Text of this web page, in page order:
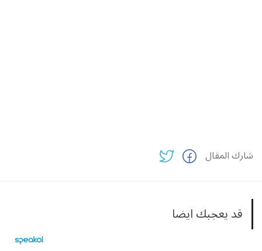
شارك المقال
قد يعجبك ايضا